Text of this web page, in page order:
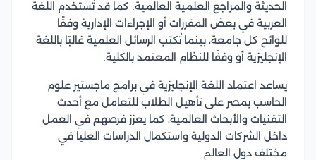
الحديثة والمراجع العلمية العالمية. كما قد تُستخدم اللغة
العربية في بعض المقررات أو الإجراءات الإدارية وفقًا
للوائح كل جامعة، بينما تُكتب الرسائل العلمية غالبًا باللغة
الإنجليزية أو وفقًا للنظام المعتمد بالكلية.
يساعد اعتماد اللغة الإنجليزية في برامج ماجستير علوم
الحاسب بمصر على تأهيل الطلاب للتعامل مع أحدث
التقنيات والأبحاث العالمية، كما يعزز فرصهم في العمل
داخل الشركات الدولية واستكمال الدراسات العليا في
مختلف دول العالم.